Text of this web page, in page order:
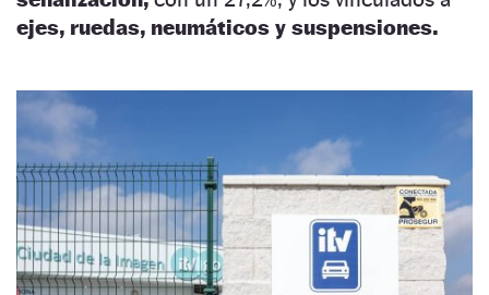
ejes, ruedas, neumáticos y suspensiones.